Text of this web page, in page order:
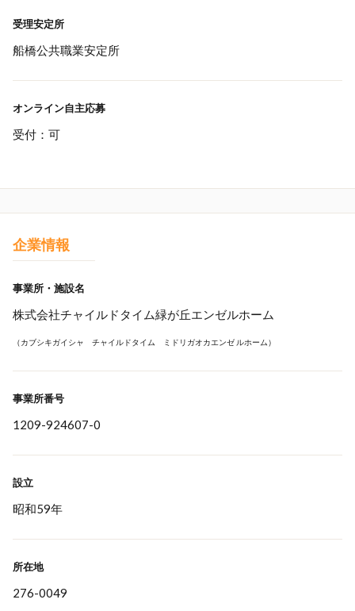
受理安定所
船橋公共職業安定所
オンライン自主応募
受付：可
企業情報
事業所・施設名
株式会社チャイルドタイム緑が丘エンゼルホーム
（カブシキガイシャ チャイルドタイム ミドリガオカエンゼ ルホーム）
事業所番号
1209-924607-0
設立
昭和59年
所在地
276-0049